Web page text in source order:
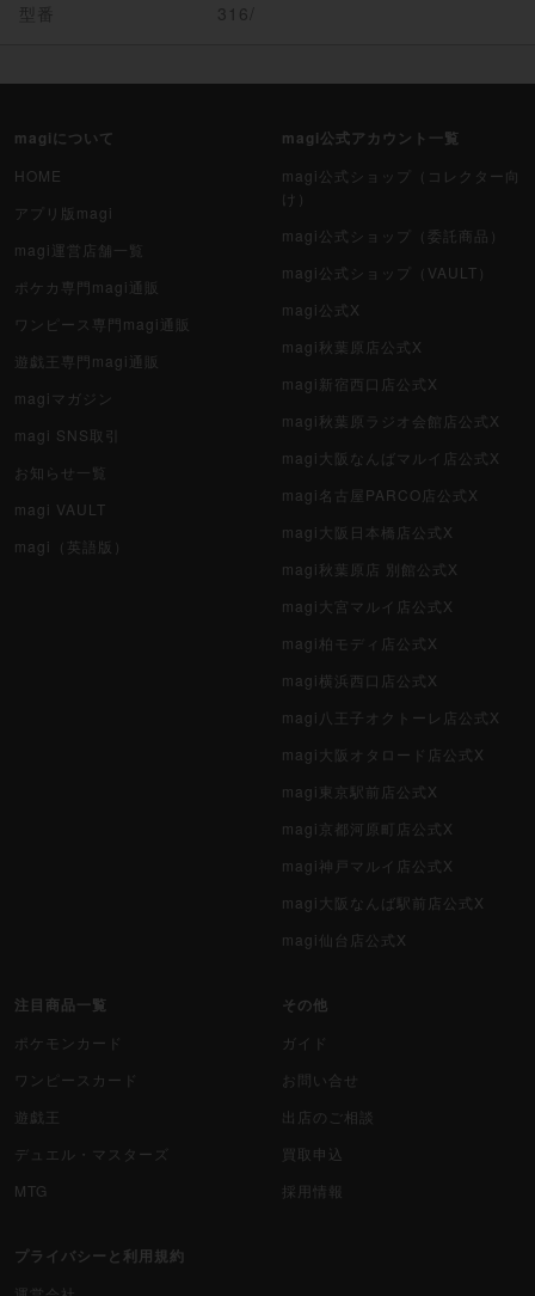
型番 316/
magiについて
HOME
アプリ版magi
magi運営店舗一覧
ポケカ専門magi通販
ワンピース専門magi通販
遊戯王専門magi通販
magiマガジン
magi SNS取引
お知らせ一覧
magi VAULT
magi（英語版）
magi公式アカウント一覧
magi公式ショップ（コレクター向
け）
magi公式ショップ（委託商品）
magi公式ショップ（VAULT）
magi公式X
magi秋葉原店公式X
magi新宿西口店公式X
magi秋葉原ラジオ会館店公式X
magi大阪なんばマルイ店公式X
magi名古屋PARCO店公式X
magi大阪日本橋店公式X
magi秋葉原店 別館公式X
magi大宮マルイ店公式X
magi柏モディ店公式X
magi横浜西口店公式X
magi八王子オクトーレ店公式X
magi大阪オタロード店公式X
magi東京駅前店公式X
magi京都河原町店公式X
magi神戸マルイ店公式X
magi大阪なんば駅前店公式X
magi仙台店公式X
注目商品一覧
ポケモンカード
ワンピースカード
遊戯王
デュエル・マスターズ
MTG
その他
ガイド
お問い合せ
出店のご相談
買取申込
採用情報
プライバシーと利用規約